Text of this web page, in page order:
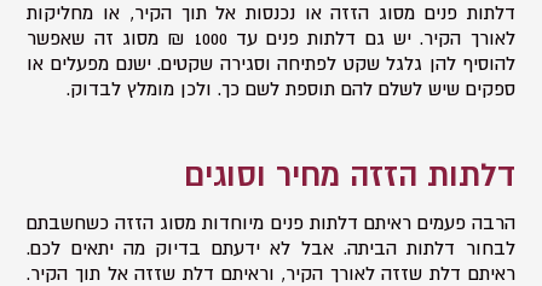
דלתות פנים מסוג הזזה או נכנסות אל תוך הקיר, או מחליקות
לאורך הקיר. יש גם דלתות פנים עד 1000 ₪ מסוג זה שאפשר
להוסיף להן גלגל שקט לפתיחה וסגירה שקטים. ישנם מפעלים או
ספקים שיש לשלם להם תוספת לשם כך. ולכן מומלץ לבדוק.
דלתות הזזה מחיר וסוגים
הרבה פעמים ראיתם דלתות פנים מיוחדות מסוג הזזה כשחשבתם
לבחור דלתות הביתה. אבל לא ידעתם בדיוק מה יתאים לכם.
ראיתם דלת שזזה לאורך הקיר, וראיתם דלת שזזה אל תוך הקיר.